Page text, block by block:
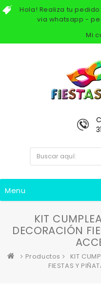
Hola! Realiza tu
via whatsapp -
Mi
Menu
KIT
DECORACIÓN
Productos
KIT
FIESTAS Y